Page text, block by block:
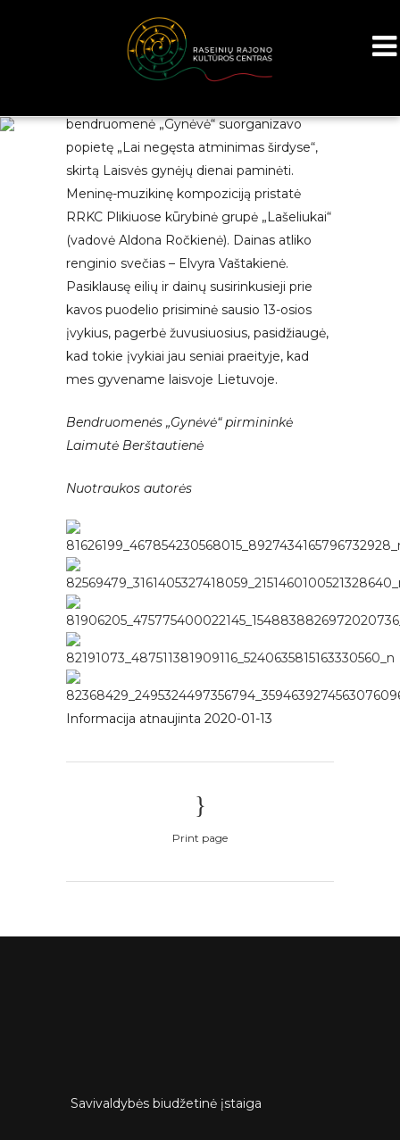
bendruomenė „Gynėvė“ suorganizavo
popietę „Lai negęsta atminimas širdyse“,
skirtą Laisvės gynėjų dienai paminėti.
Meninę-muzikinę kompoziciją pristatė
RRKC Plikiuose kūrybinė grupė „Lašeliukai“
(vadovė Aldona Ročkienė). Dainas atliko
renginio svečias – Elvyra Vaštakienė.
Pasiklausę eilių ir dainų susirinkusieji prie
kavos puodelio prisiminė sausio 13-osios
įvykius, pagerbė žuvusiuosius, pasidžiaugė,
kad tokie įvykiai jau seniai praeityje, kad
mes gyvename laisvoje Lietuvoje.
Bendruomenės „Gynėvė“ pirmininkė
Laimutė Berštautienė
Nuotraukos autorės
Informacija atnaujinta 2020-01-13
Print page
Savivaldybės biudžetinė įstaiga